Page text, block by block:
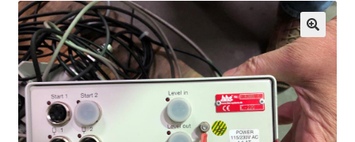
perlindungan data